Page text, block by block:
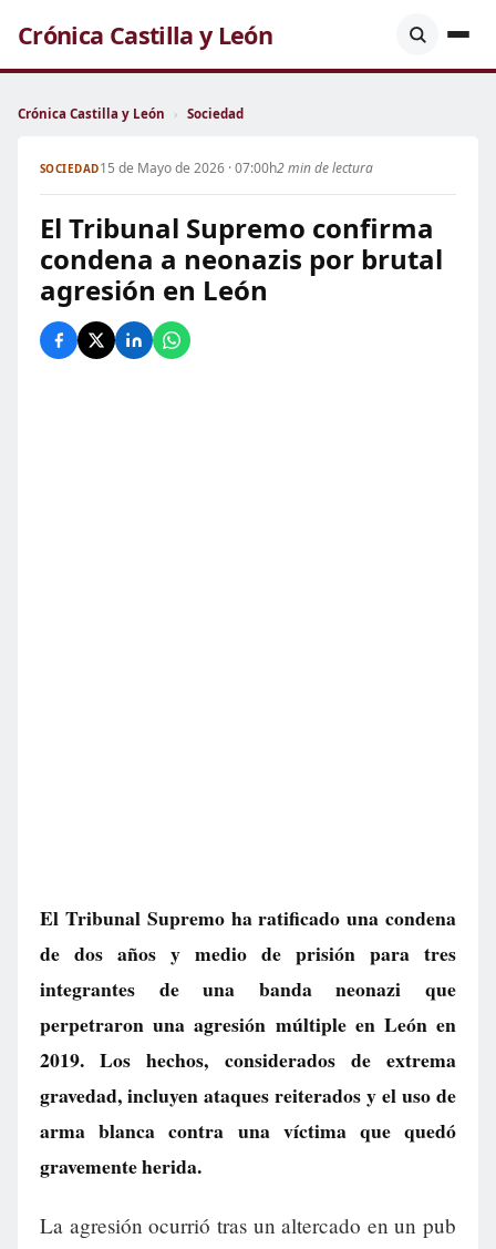
Crónica Castilla y León
Crónica Castilla y León › Sociedad
SOCIEDAD15 de Mayo de 2026 · 07:00h2 min de lectura
El Tribunal Supremo confirma
condena a neonazis por brutal
agresión en León
El Tribunal Supremo ha ratificado una condena
de dos años y medio de prisión para tres
integrantes de una banda neonazi que
perpetraron una agresión múltiple en León en
2019. Los hechos, considerados de extrema
gravedad, incluyen ataques reiterados y el uso de
arma blanca contra una víctima que quedó
gravemente herida.
La agresión ocurrió tras un altercado en un pub